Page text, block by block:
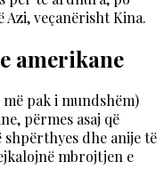
veçanërisht Kina.
amerikane
pak i mundshëm)
përmes asaj që
dhe anije të
mbrojtjen e